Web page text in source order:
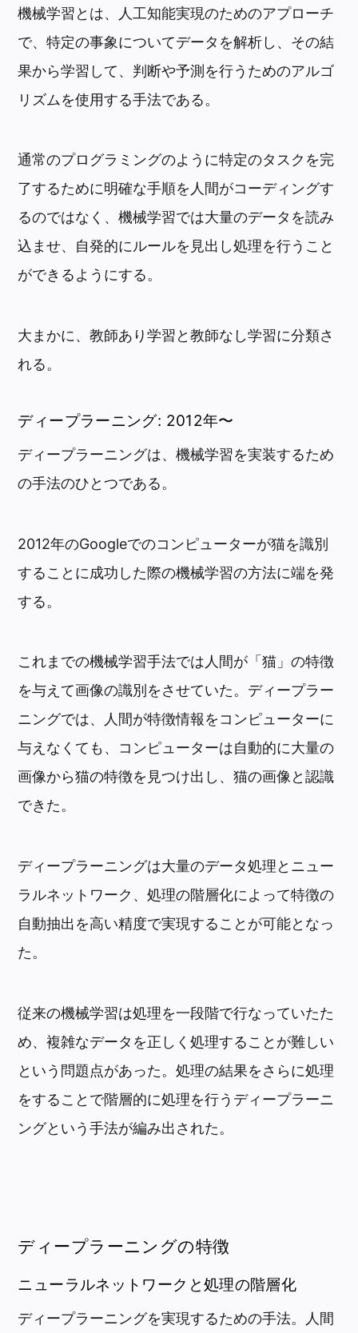
機械学習とは、人工知能実現のためのアプローチ
で、特定の事象についてデータを解析し、その結
果から学習して、判断や予測を行うためのアルゴ
リズムを使用する手法である。
通常のプログラミングのように特定のタスクを完
了するために明確な手順を人間がコーディングす
るのではなく、機械学習では大量のデータを読み
込ませ、自発的にルールを見出し処理を行うこと
ができるようにする。
大まかに、教師あり学習と教師なし学習に分類さ
れる。
ディープラーニング: 2012年〜
ディープラーニングは、機械学習を実装するため
の手法のひとつである。
2012年のGoogleでのコンピューターが猫を識別
することに成功した際の機械学習の方法に端を発
する。
これまでの機械学習手法では人間が「猫」の特徴
を与えて画像の識別をさせていた。ディープラー
ニングでは、人間が特徴情報をコンピューターに
与えなくても、コンピューターは自動的に大量の
画像から猫の特徴を見つけ出し、猫の画像と認識
できた。
ディープラーニングは大量のデータ処理とニュー
ラルネットワーク、処理の階層化によって特徴の
自動抽出を高い精度で実現することが可能となっ
た。
従来の機械学習は処理を一段階で行なっていたた
め、複雑なデータを正しく処理することが難しい
という問題点があった。処理の結果をさらに処理
をすることで階層的に処理を行うディープラーニ
ングという手法が編み出された。
ディープラーニングの特徴
ニューラルネットワークと処理の階層化
ディープラーニングを実現するための手法。人間